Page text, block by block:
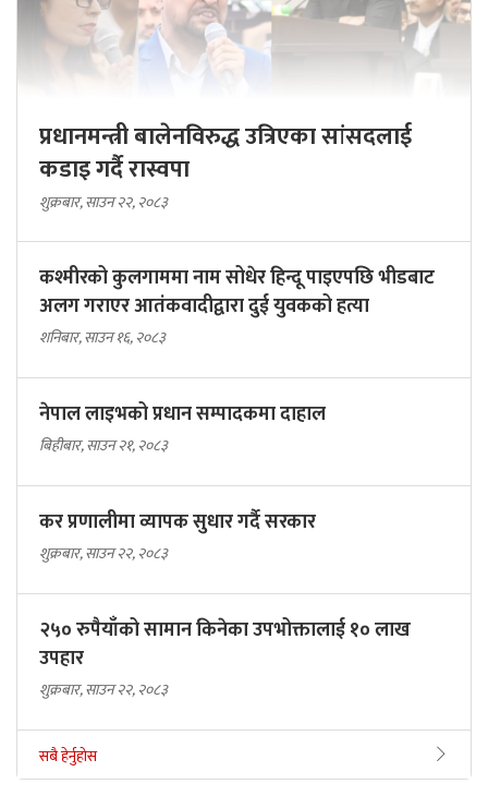
प्रधानमन्त्री बालेनविरुद्ध उत्रिएका सांसदलाई
कडाइ गर्दै रास्वपा
शुक्रबार, साउन २२, २०८३
कश्मीरको कुलगाममा नाम सोधेर हिन्दू पाइएपछि भीडबाट
अलग गराएर आतंकवादीद्वारा दुई युवकको हत्या
शनिबार, साउन १६, २०८३
नेपाल लाइभको प्रधान सम्पादकमा दाहाल
बिहीबार, साउन २१, २०८३
कर प्रणालीमा व्यापक सुधार गर्दै सरकार
शुक्रबार, साउन २२, २०८३
२५० रुपैयाँको सामान किनेका उपभोक्तालाई १० लाख
उपहार
शुक्रबार, साउन २२, २०८३
सबै हेर्नुहोस